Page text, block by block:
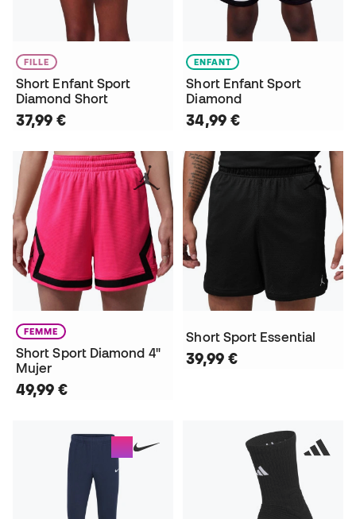
FILLE
Short Enfant Sport
Diamond Short
37,99 €
ENFANT
Short Enfant Sport
Diamond
34,99 €
FEMME
Short Sport Diamond 4"
Mujer
49,99 €
Short Sport Essential
39,99 €